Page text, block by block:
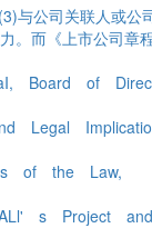
公司关联人或公
而《上市公司章
Board of
Legal
of the Law,
s Project